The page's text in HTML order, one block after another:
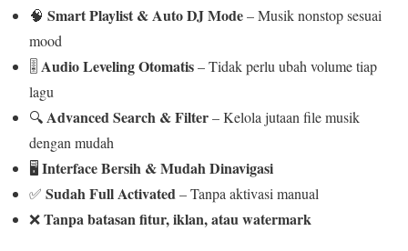
🧠 Smart Playlist & Auto DJ Mode– Musik nonstop sesuai
mood
🎚️Audio Leveling Otomatis– Tidak perlu ubah volume tiap
lagu
🔍Advanced Search & Filter– Kelola jutaan file musik
dengan mudah
🖥️Interface Bersih & Mudah Dinavigasi
✅ Sudah Full Activated– Tanpa aktivasi manual
❌Tanpa batasan fitur, iklan, atau watermark